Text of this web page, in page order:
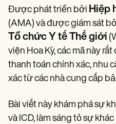
Webinars
Switch to Carepatron
Become a Partner
Pricing
Why Carepatron?
Login
Get started
Được phát triển bởi Hiệp
(AMA) và được giám sát
Tổ chức Y tế Thế giới
viện Hoa Kỳ, các mã này
thanh toán chính xác, nhu
xác từ các nhà cung cấp
Bài viết này khám phá sự
và ICD, làm sáng tỏ sự